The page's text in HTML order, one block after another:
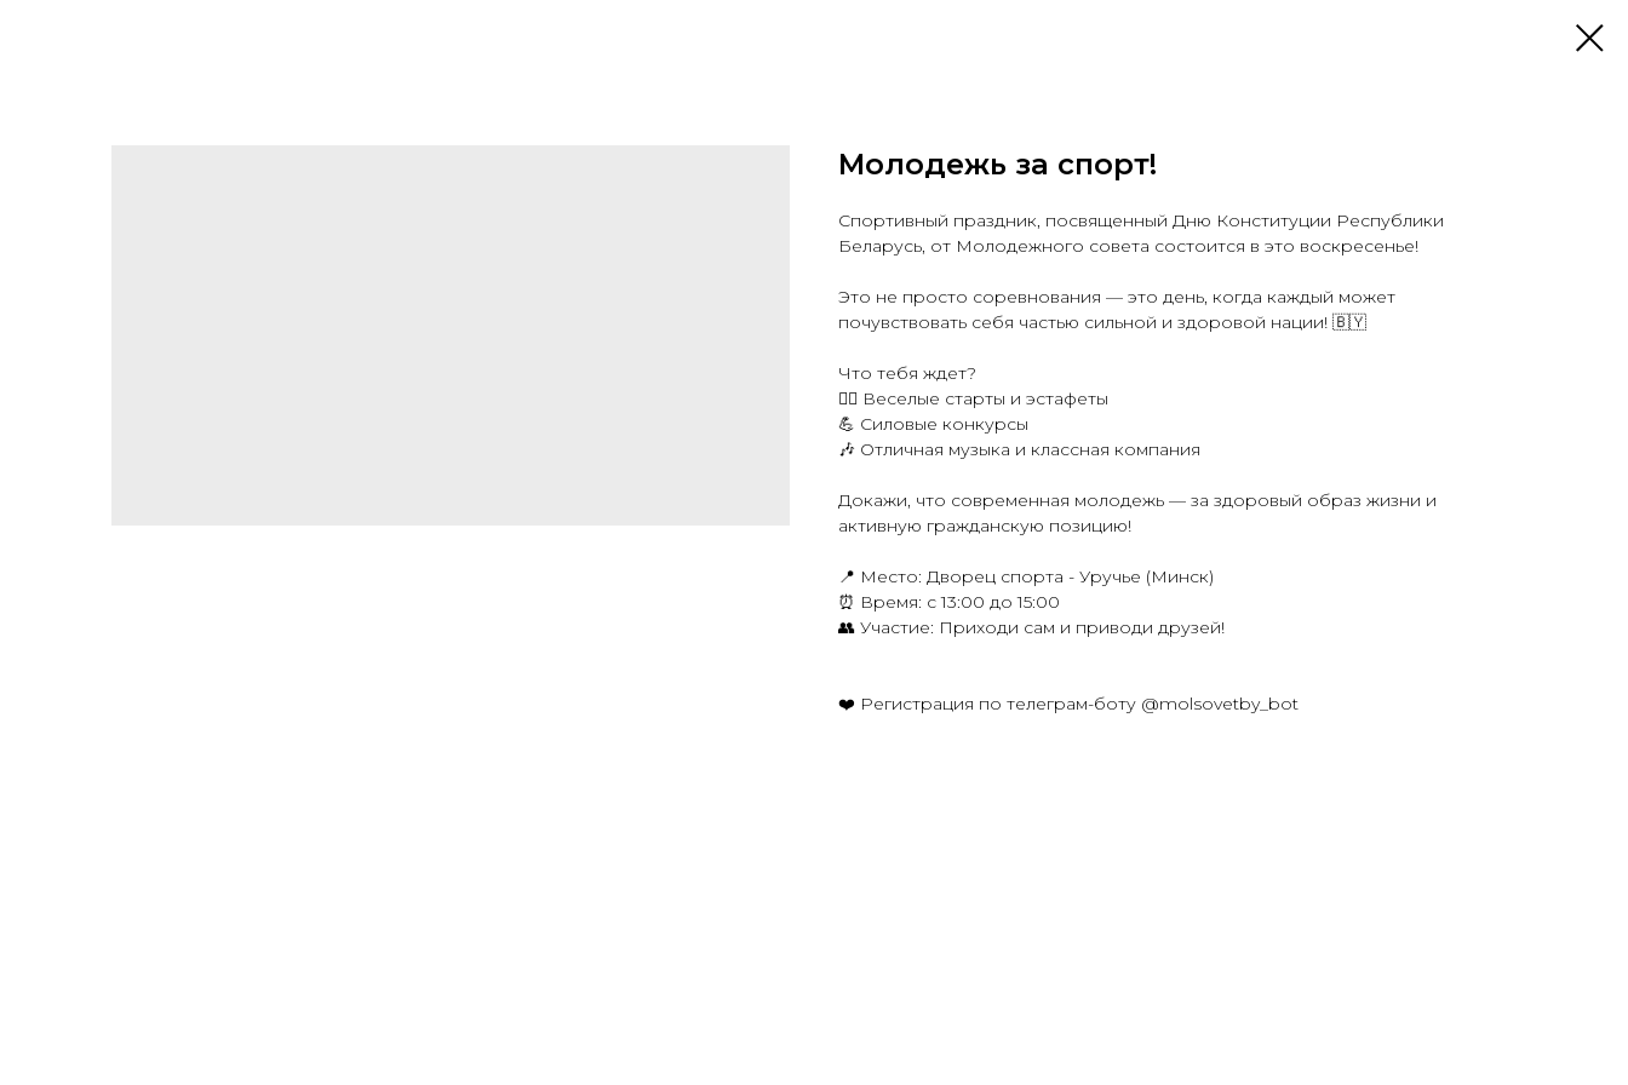
Молодежь за спорт!
Спортивный праздник, посвященный Дню Конституции Республики
Беларусь, от Молодежного совета состоится в это воскресенье!
Это не просто соревнования — это день, когда каждый может
почувствовать себя частью сильной и здоровой нации! 🇧🇾
Что тебя ждет?
🏃‍♂️ Веселые старты и эстафеты
💪 Силовые конкурсы
🎶 Отличная музыка и классная компания
Докажи, что современная молодежь — за здоровый образ жизни и
активную гражданскую позицию!
📍 Место: Дворец спорта - Уручье (Минск)
⏰ Время: с 13:00 до 15:00
👥 Участие: Приходи сам и приводи друзей!
❤️ Регистрация по телеграм-боту @molsovetby_bot